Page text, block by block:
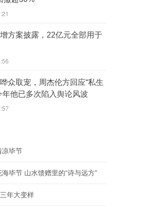
方案披露，22亿元全部用于
众取宠，周杰伦方回应“私生
年他已多次陷入舆论风波
凉毕节
毕节 山水馈赠里的“诗与远方”
年大变样